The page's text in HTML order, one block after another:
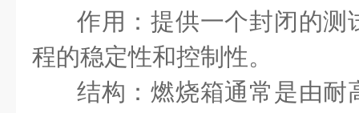
作用：提供一个封闭的测
程的稳定性和控制性。
结构：燃烧箱通常是由耐